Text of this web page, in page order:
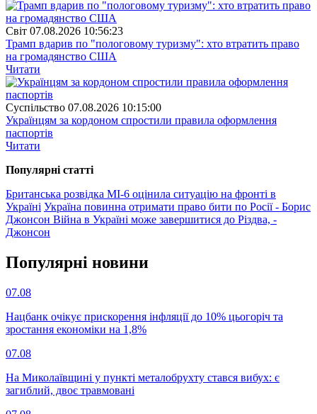
Свiт 07.08.2026 10:56:23
Трамп вдарив по "пологовому туризму": хто втратить право
на громадянство США
Читати
Суспiльство 07.08.2026 10:15:00
Українцям за кордоном спростили правила оформлення
паспортів
Читати
Популярнi статтi
Британська розвідка МІ-6 оцінила ситуацію на фронті в
Україні Україна повинна отримати право бити по Росії - Борис
Джонсон Війна в Україні може завершитися до Різдва, -
Джонсон
Популярнi новини
07.08
Нацбанк очікує прискорення інфляції до 10% цьогоріч та
зростання економіки на 1,8%
07.08
На Миколаївщині у пункті металобрухту стався вибух: є
загиблий, двоє травмовані